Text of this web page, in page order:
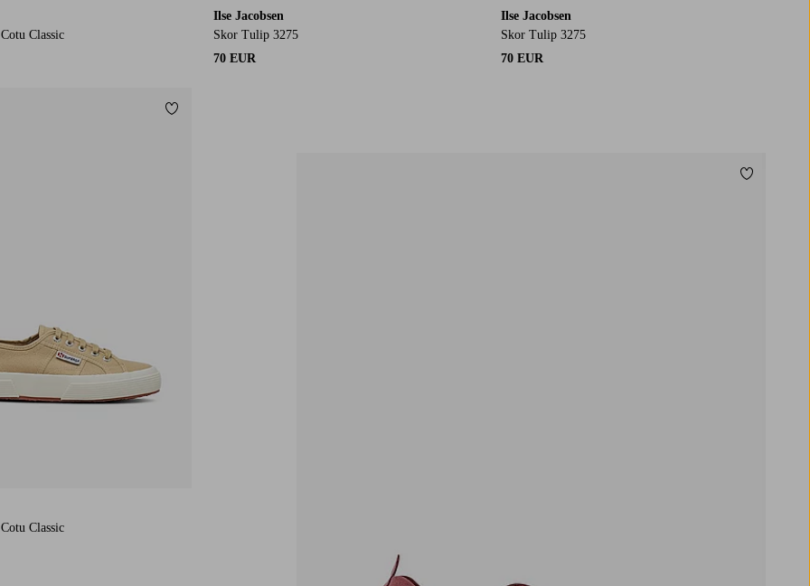
Lisää
Classic
Ilse Jacobsen
Skor Tulip 3275
70 EUR
Ilse Jacobsen
Skor Tulip 3275
70 EUR
Classic
Lisää suosikkeihin